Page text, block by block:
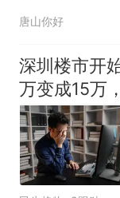
费！
唐山你好
深圳楼市开
万变成15万